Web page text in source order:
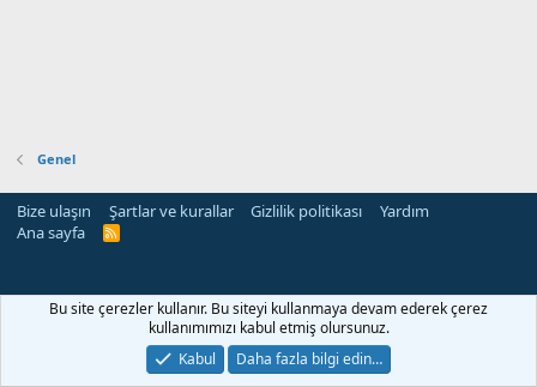
Genel
Bize ulaşın Şartlar ve kurallar Gizlilik politikası
Yardım
Ana sayfa
R
Bu site çerezler kullanır. Bu siteyi kullanmaya devam ederek çerez
kullanımımızı kabul etmiş olursunuz.
Kabul
Daha fazla bilgi edin…